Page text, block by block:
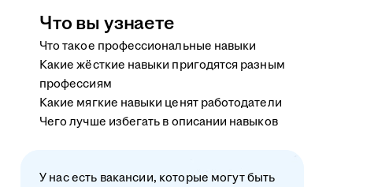
Что вы узнаете
Что такое профессиональные навыки
Какие жёсткие навыки пригодятся разным
профессиям
Какие мягкие навыки ценят работодатели
Чего лучше избегать в описании навыков
У нас есть вакансии, которые могут быть